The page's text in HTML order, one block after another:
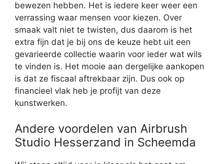
bewezen hebben. Het is iedere keer weer een
verrassing waar mensen voor kiezen. Over
smaak valt niet te twisten, dus daarom is het
extra fijn dat je bij ons de keuze hebt uit een
gevarieerde collectie waarin voor ieder wat wils
te vinden is. Het mooie aan dergelijke aankopen
is dat ze fiscaal aftrekbaar zijn. Dus ook op
financieel vlak heb je profijt van deze
kunstwerken.
Andere voordelen van Airbrush
Studio Hesserzand in Scheemda